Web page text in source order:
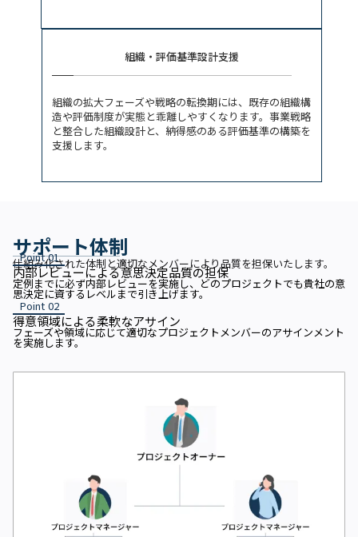
組織・評価基準設計支援
組織の拡大フェーズや戦略の転換期には、既存の組織構
造や評価制度が実態と乖離しやすくなります。事業戦略
と整合した組織設計と、納得感のある評価基準の構築を
支援します。
サポート体制
仕組み化された体制と適切なメンバーにより品質を担保いたします。
Point 01
内部レビューによる意思決定品質の担保
定例までに必ず内部レビューを実施し、どのプロジェクトでも貴社の意
思決定に資するレベルまで引き上げます。
Point 02
得意領域による柔軟なアサイン
フェーズや領域に応じて適切なプロジェクトメンバーのアサインメント
を実施します。